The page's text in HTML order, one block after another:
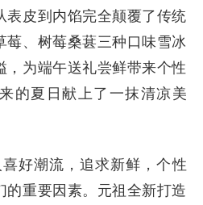
表皮到内馅完全颠覆了传统
莓、树莓桑葚三种口味雪冰
，为端午送礼尝鲜带来个性
的夏日献上了一抹清凉美
好潮流，追求新鲜，个性
的重要因素。元祖全新打造